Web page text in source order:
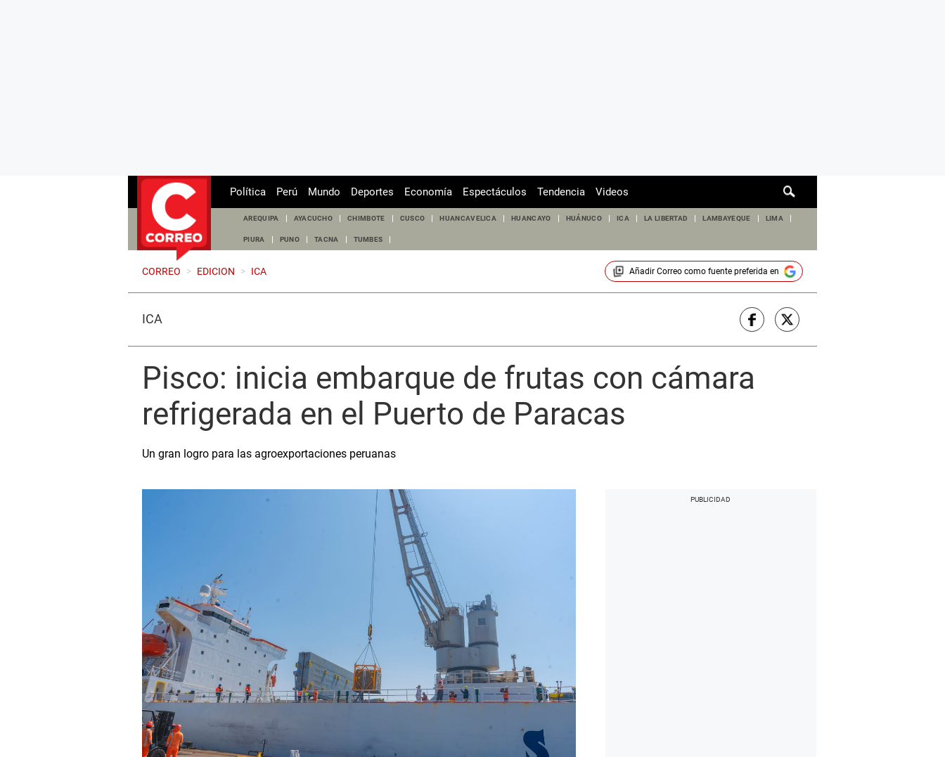
de
Política Perú Mundo Deportes Economía Espectáculos Tendencia Videos
AREQUIPA AYACUCHO CHIMBOTE CUSCO HUANCAVELICA HUANCAYO HUÁNUCO ICA LA LIBERTAD LAMBAYEQUE LIMA
PIURA PUNO TACNA TUMBES
CORREO > EDICION > ICA Añadir Correocomo fuente preferida en
ICA
Pisco: inicia embarque de frutas con cámara
refrigerada en el Puerto de Paracas
Un gran logro para las agroexportaciones peruanas